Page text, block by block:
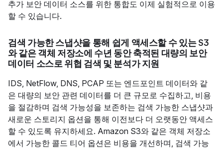
추가 보안 데이터 소스를 위한 통합도 이제 실험적으로 이용
할 수 있습니다.
검색 가능한 스냅샷을 통해 쉽게 액세스할 수 있는 S3
와 같은 객체 저장소에 수년 동안 축적된 대량의 보안
데이터 소스로 위협 검색 및 분석가 지원
IDS, NetFlow, DNS, PCAP 또는 엔드포인트 데이터와 같
은 대량의 보안 관련 데이터를 더 큰 규모로 수집하고, 비용
을 절감하며 검색 가능성을 보존하는 검색 가능한 스냅샷과
새로운 스토리지 옵션을 통해 이전보다 더 오랫동안 액세스
할 수 있도록 유지하세요. Amazon S3와 같은 객체 저장소
에서 가능한 콜드 티어 옵션은 비용을 개선하며, 검색 가능